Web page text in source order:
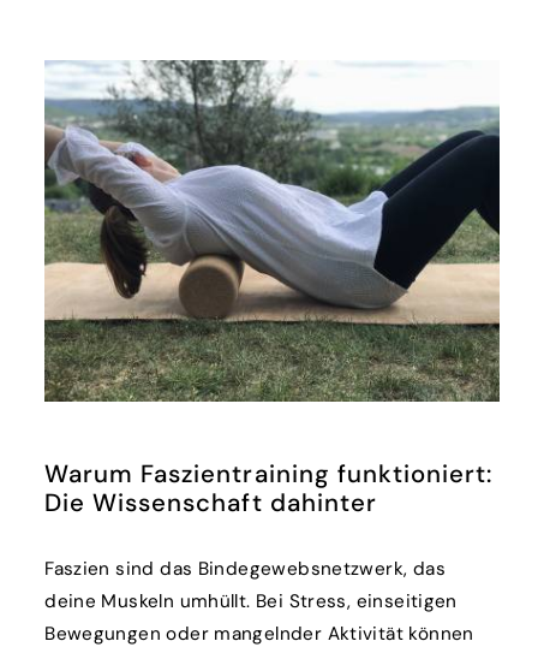
Warum Faszientraining funktioniert:
Die Wissenschaft dahinter
Faszien sind das Bindegewebsnetzwerk, das
deine Muskeln umhüllt. Bei Stress, einseitigen
Bewegungen oder mangelnder Aktivität können